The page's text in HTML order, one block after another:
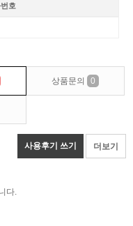
호
상품문의 0
사용후기 쓰기 더보기
다.